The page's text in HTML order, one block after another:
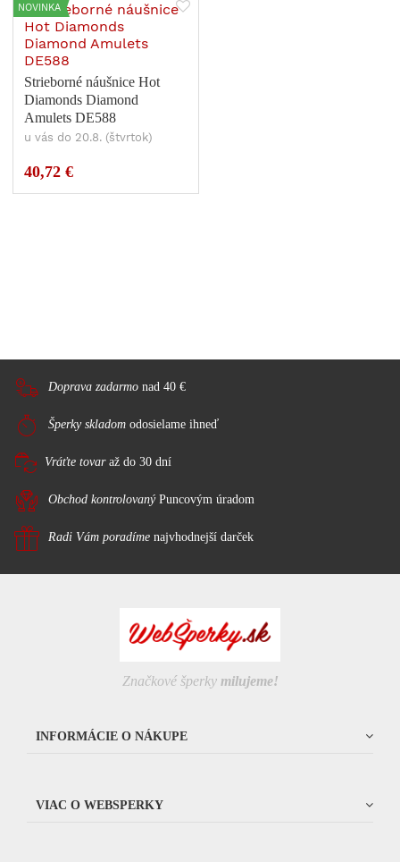
NOVINKA
Strieborné náušnice Hot
Diamonds Diamond
Amulets DE588
u vás do 20.8. (štvrtok)
40,72 €
Doprava zadarmo nad 40 €
Šperky skladom odosielame ihneď
Vráťte tovaraž do 30 dní
Obchod kontrolovanýPuncovým úradom
Radi Vám poradíme najvhodnejší darček
Značkové šperky milujeme!
INFORMÁCIE O NÁKUPE
VIAC O WEBSPERKY